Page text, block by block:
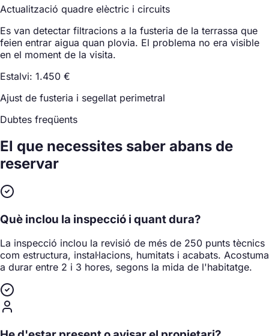
Actualització quadre elèctric i circuits
Es van detectar filtracions a la fusteria de la terrassa que
feien entrar aigua quan plovia. El problema no era visible
en el moment de la visita.
Estalvi: 1.450 €
Ajust de fusteria i segellat perimetral
Dubtes freqüents
El que necessites saber abans de
reservar
Què inclou la inspecció i quant dura?
La inspecció inclou la revisió de més de 250 punts tècnics
com estructura, instal·lacions, humitats i acabats. Acostuma
a durar entre 2 i 3 hores, segons la mida de l'habitatge.